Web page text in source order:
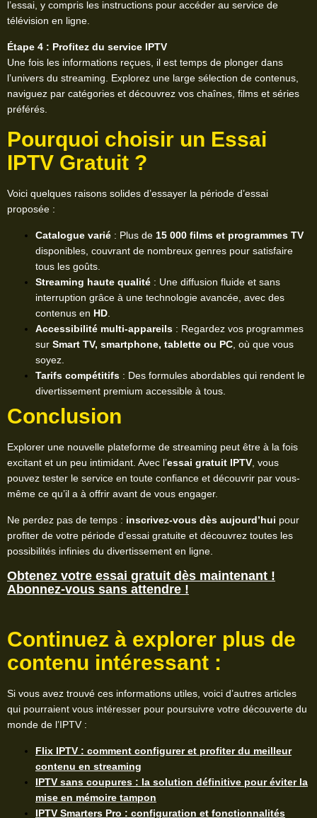
l’essai, y compris les instructions pour accéder au service de
télévision en ligne.
Étape 4 : Profitez du service IPTV
Une fois les informations reçues, il est temps de plonger dans
l’univers du streaming. Explorez une large sélection de contenus,
naviguez par catégories et découvrez vos chaînes, films et séries
préférés.
Pourquoi choisir un Essai
IPTV Gratuit ?
Voici quelques raisons solides d’essayer la période d’essai
proposée :
Catalogue varié : Plus de 15 000 films et programmes TV
disponibles, couvrant de nombreux genres pour satisfaire
tous les goûts.
Streaming haute qualité : Une diffusion fluide et sans
interruption grâce à une technologie avancée, avec des
contenus en HD
Accessibilité multi-appareils : Regardez vos programmes
sur Smart TV, smartphone, tablette ou PC , où que vous
soyez.
Tarifs compétitifs : Des formules abordables qui rendent le
divertissement premium accessible à tous.
Conclusion
Explorer une nouvelle plateforme de streaming peut être à la fois
excitant et un peu intimidant. Avec l’essai gratuit IPTV , vous
pouvez tester le service en toute confiance et découvrir par vous-
même ce qu’il a à offrir avant de vous engager.
Ne perdez pas de temps : inscrivez-vous dès aujourd’hui pour
profiter de votre période d’essai gratuite et découvrez toutes les
possibilités infinies du divertissement en ligne.
Obtenez votre essai gratuit dès maintenant !
Abonnez-vous sans attendre !
Continuez à explorer plus de
contenu intéressant :
Si vous avez trouvé ces informations utiles, voici d’autres articles
qui pourraient vous intéresser pour poursuivre votre découverte du
monde de l’IPTV :
Flix IPTV : comment configurer et profiter du meilleur
contenu en streaming
IPTV sans coupures : la solution définitive pour éviter la
mise en mémoire tampon
IPTV Smarters Pro : configuration et fonctionnalités